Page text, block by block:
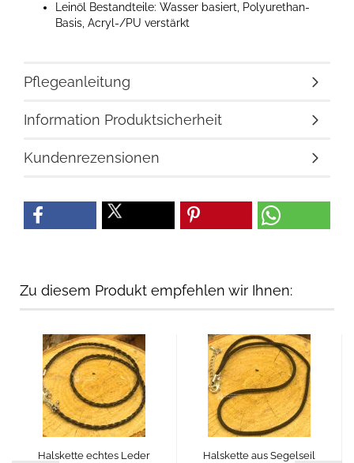
Leinöl Bestandteile: Wasser basiert, Polyurethan-
Basis, Acryl-/PU verstärkt
Pflegeanleitung
Information Produktsicherheit
Kundenrezensionen
Zu diesem Produkt empfehlen wir Ihnen:
Halskette echtes Leder
Halskette aus Segelseil